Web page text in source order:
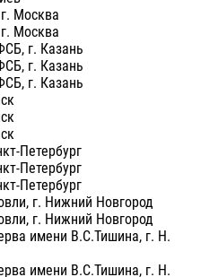
Москва
Москва
г. Казань
г. Казань
г. Казань
Петербург
Петербург
Петербург
г. Нижний Новгород
г. Нижний Новгород
имени В.С.Тишина, г. Н.
имени В.С.Тишина, г. Н.